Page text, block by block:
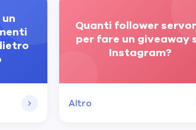
Quanti follower
per fare un giveaway
Instagram?
Altro